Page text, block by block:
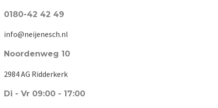
0180-42 42 49
info@neijenesch.nl
Noordenweg 10
2984 AG Ridderkerk
Di - Vr 09:00 - 17:00